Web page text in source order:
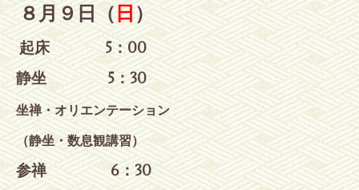
８月９日（日）
起床 5：00
静坐 5：30
坐禅・オリエンテーション
（静坐・数息観講習）
参禅 6：30